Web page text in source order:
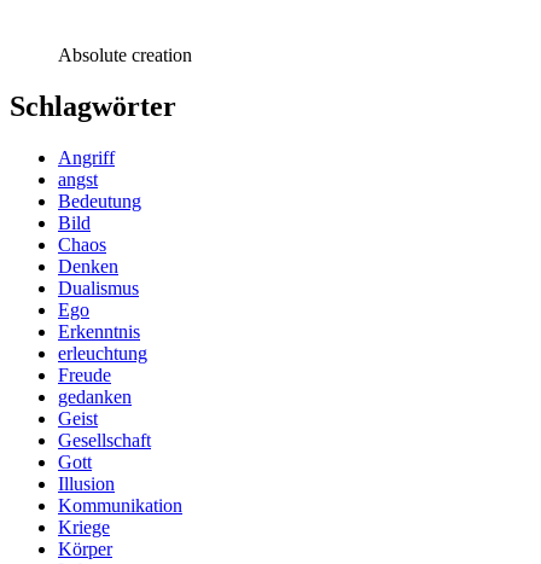
Absolute creation
Schlagwörter
Angriff
angst
Bedeutung
Bild
Chaos
Denken
Dualismus
Ego
Erkenntnis
erleuchtung
Freude
gedanken
Geist
Gesellschaft
Gott
Illusion
Kommunikation
Kriege
Körper